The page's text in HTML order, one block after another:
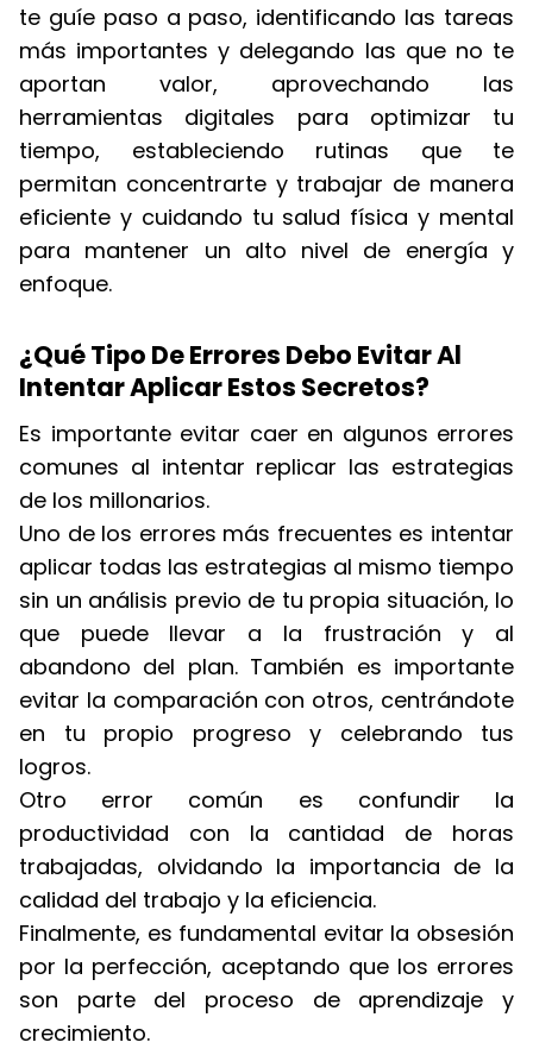
te guíe paso a paso, identificando las tareas
más importantes y delegando las que no te
aportan valor, aprovechando las
herramientas digitales para optimizar tu
tiempo, estableciendo rutinas que te
permitan concentrarte y trabajar de manera
eficiente y cuidando tu salud física y mental
para mantener un alto nivel de energía y
enfoque.
¿Qué Tipo De Errores Debo Evitar Al
Intentar Aplicar Estos Secretos?
Es importante evitar caer en algunos errores
comunes al intentar replicar las estrategias
de los millonarios.
Uno de los errores más frecuentes es intentar
aplicar todas las estrategias al mismo tiempo
sin un análisis previo de tu propia situación, lo
que puede llevar a la frustración y al
abandono del plan. También es importante
evitar la comparación con otros, centrándote
en tu propio progreso y celebrando tus
logros.
Otro error común es confundir la
productividad con la cantidad de horas
trabajadas, olvidando la importancia de la
calidad del trabajo y la eficiencia.
Finalmente, es fundamental evitar la obsesión
por la perfección, aceptando que los errores
son parte del proceso de aprendizaje y
crecimiento.